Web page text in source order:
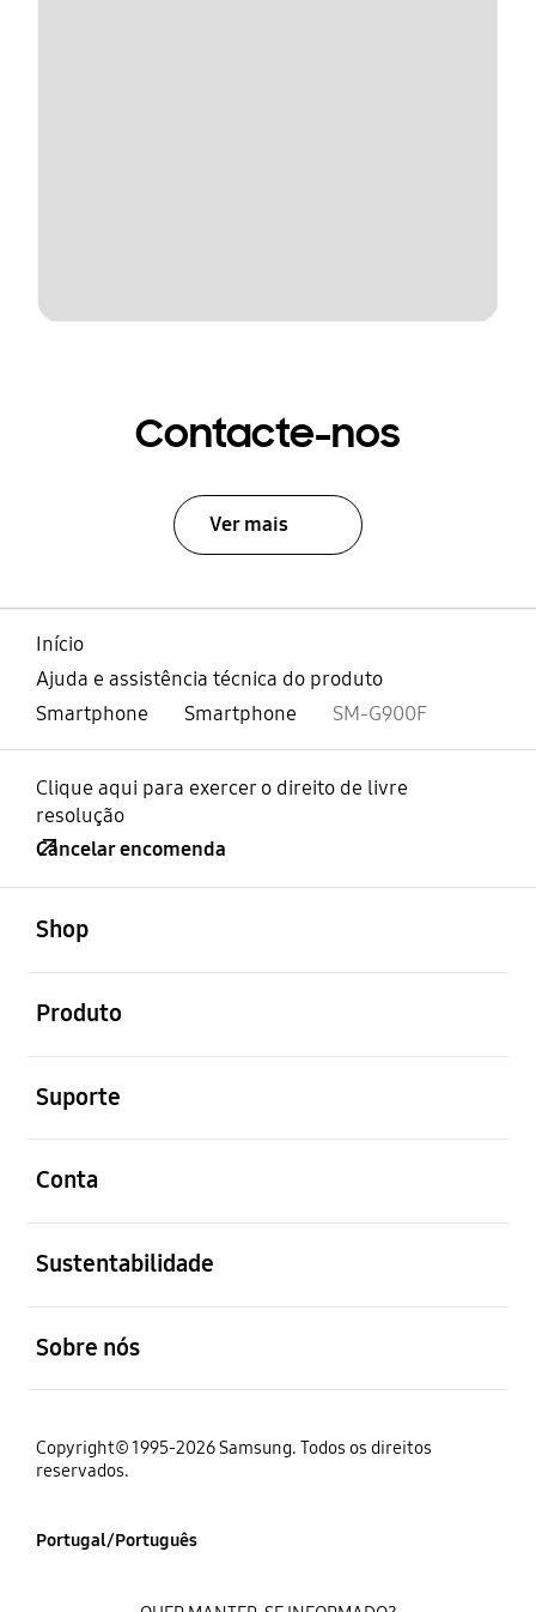
Contacte-nos
Ver mais
Início
Ajuda e assistência técnica do produto
Smartphone
Smartphone SM-G900F
Clique aqui para exercer o direito de livre
resolução
Cancelar encomenda
Shop
Produto
Suporte
Conta
Sustentabilidade
Sobre nós
Copyright© 1995-2026 Samsung. Todos os direitos
reservados.
Portugal/Português